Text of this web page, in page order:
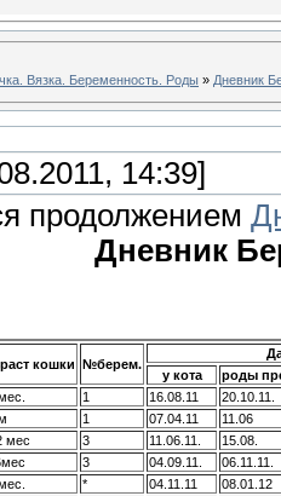
Вязка. Беременность. Роды » Дневник
14:39]
продолжением
Дневник
кошки №берем.
у кота
роды
1 16.08.11
20.10.11.
1 07.04.11
11.06
мес 3 11.06.11.
15.08.
3 04.09.11.
06.11.11.
* 04.11.11
08.01.12